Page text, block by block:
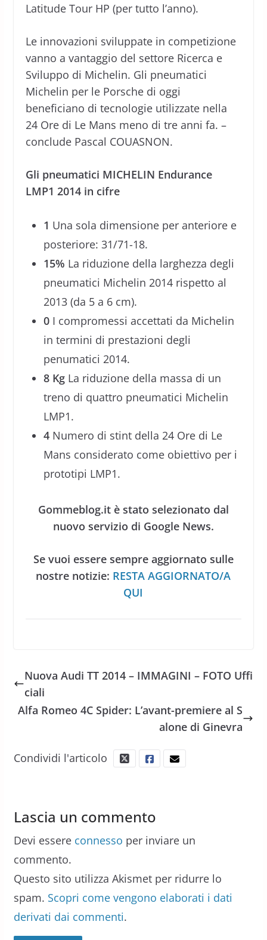
Latitude Tour HP (per tutto l’anno).
Le innovazioni sviluppate in competizione
vanno a vantaggio del settore Ricerca e
Sviluppo di Michelin. Gli pneumatici
Michelin per le Porsche di oggi
beneficiano di tecnologie utilizzate nella
24 Ore di Le Mans meno di tre anni fa. –
conclude Pascal COUASNON.
Gli pneumatici MICHELIN Endurance
LMP1 2014 in cifre
1 Una sola dimensione per anteriore e
posteriore: 31/71-18.
15% La riduzione della larghezza degli
pneumatici Michelin 2014 rispetto al
2013 (da 5 a 6 cm).
0I compromessi accettati da Michelin
in termini di prestazioni degli
penumatici 2014.
8 KgLa riduzione della massa di un
treno di quattro pneumatici Michelin
LMP1.
4Numero di stint della 24 Ore di Le
Mans considerato come obiettivo per i
prototipi LMP1.
Gommeblog.it è stato selezionato dal
nuovo servizio di Google News.
Se vuoi essere sempre aggiornato sulle
nostre notizie: RESTA AGGIORNATO/A
QUI
Nuova Audi TT 2014 – IMMAGINI – FOTO Uffi
ciali
Alfa Romeo 4C Spider: L’avant-premiere al S
alone di Ginevra
Condividi l'articolo
Lascia un commento
Devi essere connesso per inviare un
commento.
Questo sito utilizza Akismet per ridurre lo
spam. Scopri come vengono elaborati i dati
derivati dai commenti.